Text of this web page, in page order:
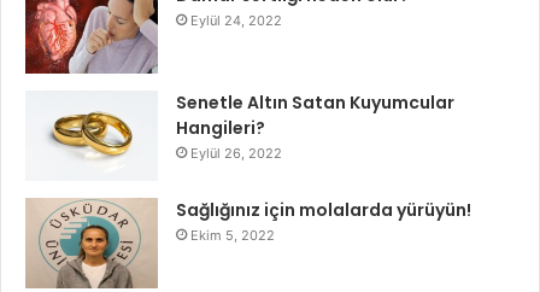
Eylül 24, 2022
Senetle Altın Satan Kuyumcular
Hangileri?
Eylül 26, 2022
Sağlığınız için molalarda yürüyün!
Ekim 5, 2022